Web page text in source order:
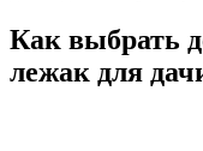
Как выбрать
лежак для